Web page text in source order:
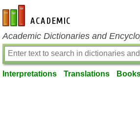
en-academic.com
Academic Dictionaries and
Interpretations Translations